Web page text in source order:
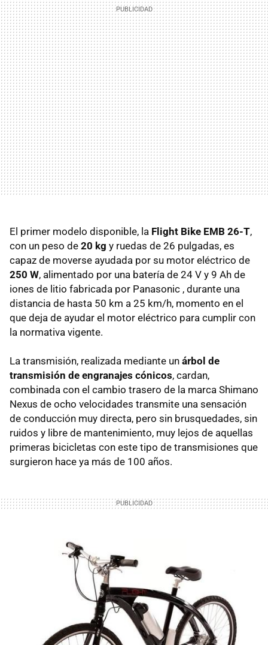
El primer modelo disponible, la Flight Bike EMB 26-T,
con un peso de 20 kg y ruedas de 26 pulgadas, es
capaz de moverse ayudada por su motor eléctrico de
250 W, alimentado por una batería de 24 V y 9 Ah de
iones de litio fabricada por Panasonic , durante una
distancia de hasta 50 km a 25 km/h, momento en el
que deja de ayudar el motor eléctrico para cumplir con
la normativa vigente.
La transmisión, realizada mediante un árbol de
transmisión de engranajes cónicos, cardan,
combinada con el cambio trasero de la marca Shimano
Nexus de ocho velocidades transmite una sensación
de conducción muy directa, pero sin brusquedades, sin
ruidos y libre de mantenimiento, muy lejos de aquellas
primeras bicicletas con este tipo de transmisiones que
surgieron hace ya más de 100 años.